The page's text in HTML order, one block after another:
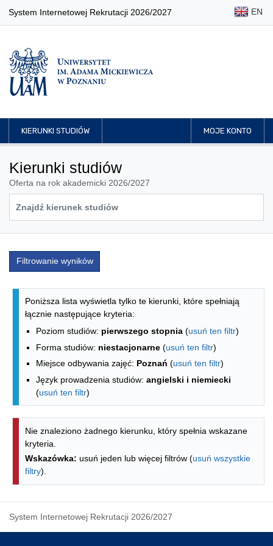
System Internetowej Rekrutacji 2026/2027 EN
KIERUNKI STUDIÓW MOJE KONTO
Kierunki studiów
Oferta na rok akademicki 2026/2027
Filtrowanie wyników
Lista kierunków - indeks alfabetyczny
Poniższa lista wyświetla tylko te kierunki, które spełniają
łącznie następujące kryteria:
Poziom studiów: pierwszego stopnia (usuń ten filtr)
Forma studiów: niestacjonarne (usuń ten filtr)
Miejsce odbywania zajęć: Poznań (usuń ten filtr)
Język prowadzenia studiów: angielski i niemiecki
(usuń ten filtr)
Nie znaleziono żadnego kierunku, który spełnia wskazane
kryteria.
Wskazówka: usuń jeden lub więcej filtrów (usuń wszystkie
filtry).
System Internetowej Rekrutacji 2026/2027